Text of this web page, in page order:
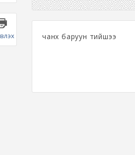
чанх баруун тийшээ